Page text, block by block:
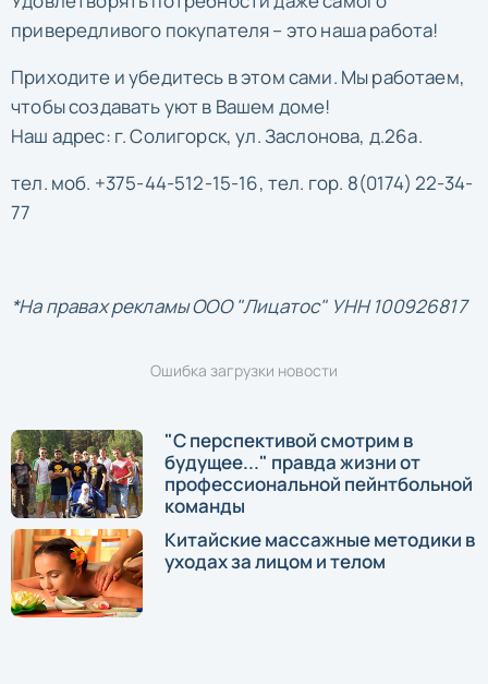
привередливого покупателя – это наша работа!
Приходите и убедитесь в этом сами. Мы работаем,
чтобы создавать уют в Вашем доме!
Наш адрес: г. Солигорск, ул. Заслонова, д.26а.
тел. моб. +375-44-512-15-16, тел. гор. 8(0174) 22-34-
77
*На правах рекламы ООО "Лицатос" УНН 100926817
Ошибка загрузки новости
"С перспективой смотрим в
будущее..." правда жизни от
профессиональной пейнтбольной
команды
Китайские массажные методики в
уходах за лицом и телом